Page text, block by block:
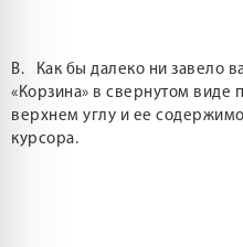
В. Как бы далеко ни завело
«Корзина» в свернутом виде
верхнем углу и ее
курсора.